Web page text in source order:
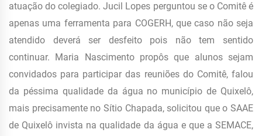
atuação do colegiado. Jucil Lopes perguntou se o Comitê é
apenas uma ferramenta para COGERH, que caso não seja
atendido deverá ser desfeito pois não tem sentido
continuar. Maria Nascimento propôs que alunos sejam
convidados para participar das reuniões do Comitê, falou
da péssima qualidade da água no município de Quixelô,
mais precisamente no Sítio Chapada, solicitou que o SAAE
de Quixelô invista na qualidade da água e que a SEMACE,